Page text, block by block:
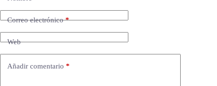
Correo electrónico*
Web
Añadir comentario *